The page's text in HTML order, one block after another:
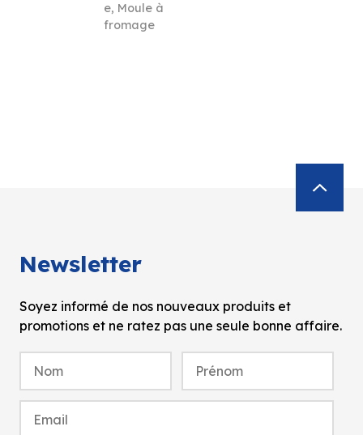
e, Moule à
fromage
Newsletter
Soyez informé de nos nouveaux produits et
promotions et ne ratez pas une seule bonne affaire.